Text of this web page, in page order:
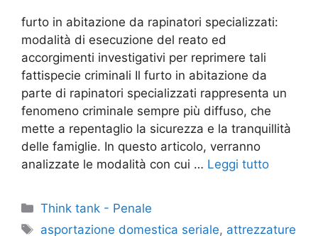
furto in abitazione da rapinatori specializzati:
modalità di esecuzione del reato ed
accorgimenti investigativi per reprimere tali
fattispecie criminali Il furto in abitazione da
parte di rapinatori specializzati rappresenta un
fenomeno criminale sempre più diffuso, che
mette a repentaglio la sicurezza e la tranquillità
delle famiglie. In questo articolo, verranno
analizzate le modalità con cui … Leggi tutto
Categorie
Think tank - Penale
Tag
asportazione domestica seriale, attrezzature